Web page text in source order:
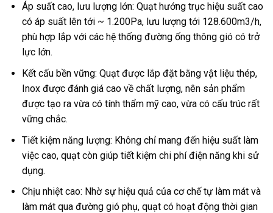
Áp suất cao, lưu lượng lớn: Quạt hướng trục hiệu suất cao
có áp suất lên tới ~ 1.200Pa, lưu lượng tới 128.600m3/h,
phù hợp lắp với các hệ thống đường ống thông gió có trở
lực lớn.
Kết cấu bền vững: Quạt được lắp đặt bằng vật liệu thép,
Inox được đánh giá cao về chất lượng, nên sản phẩm
được tạo ra vừa có tính thẩm mỹ cao, vừa có cấu trúc rất
vững chắc.
Tiết kiệm năng lượng: Không chỉ mang đến hiệu suất làm
việc cao, quạt còn giúp tiết kiệm chi phí điện năng khi sử
dụng.
Chịu nhiệt cao: Nhờ sự hiệu quả của cơ chế tự làm mát và
làm mát qua đường gió phụ, quạt có hoạt động thời gian